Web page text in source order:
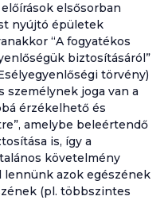
elsősorban
nyújtó épületek
“A fogyatékos
biztosításáról”
törvény)
személynek joga van a
érzékelhető és
amelybe beleértendő
is, így a
követelmény
azok egészének
(pl. többszintes